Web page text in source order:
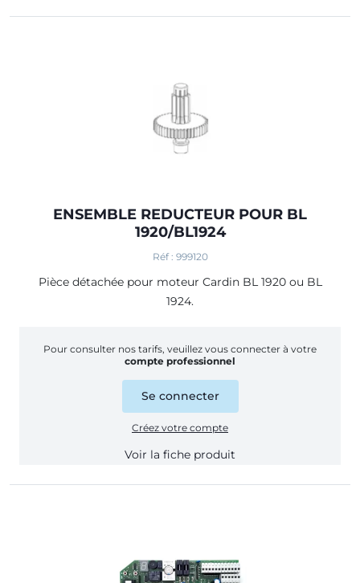
ENSEMBLE REDUCTEUR POUR BL
1920/BL1924
Réf : 999120
Pièce détachée pour moteur Cardin BL 1920 ou BL
1924.
Pour consulter nos tarifs, veuillez vous connecter à votre
compte professionnel
Se connecter
Créez votre compte
Voir la fiche produit